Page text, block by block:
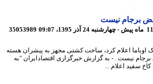
نیست
35053989
اعلام کرد، ساخت کشتی مجهز به پیشران هسته
نیست . - به گزارش خبرگزاری اقتصادایران "به
اعلام ...